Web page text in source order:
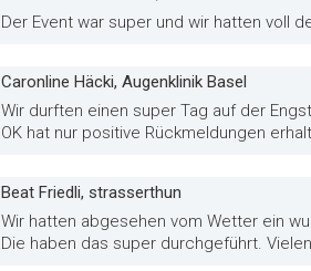
Der Event war super und wir hatten voll
Caronline Häcki, Augenklinik Basel
Wir durften einen super Tag auf der
OK hat nur positive Rückmeldungen
Beat Friedli, strasserthun
Wir hatten abgesehen vom Wetter ein
Die haben das super durchgeführt.